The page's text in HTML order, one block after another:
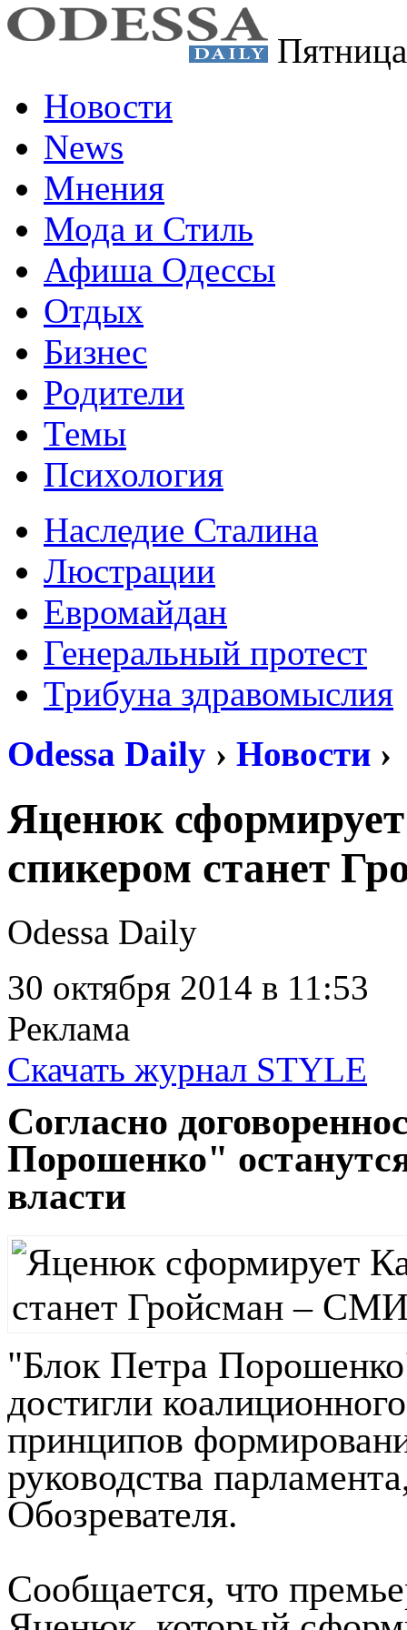
Новости
News
Мнения
Мода и Стиль
Афиша Одессы
Отдых
Бизнес
Родители
Темы
Психология
Наследие Сталина
Люстрации
Евромайдан
Генеральный протест
Трибуна здравомыслия
Odessa Daily › Новости ›
Яценюк
спикером станет
Odessa Daily
30 октября 2014 в 11:53
Реклама
Скачать журнал STYLE
Согласно
Порошенко"
власти
"Блок Петра
достигли
принципов
руководства
Обозревателя.
Сообщается, что